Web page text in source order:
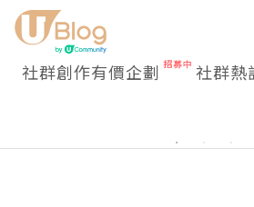
社群創作有價企劃 社群熱